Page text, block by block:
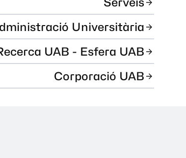
Universitària
UAB - Esfera UAB
Corporació UAB